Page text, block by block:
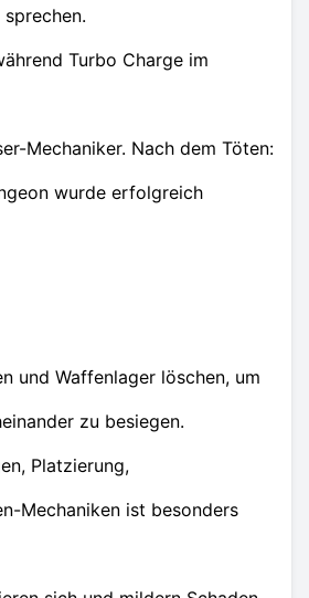
Turbo Charge im
Mechaniker. Nach dem Töten:
wurde erfolgreich
und Waffenlager löschen, um
zu besiegen.
Platzierung,
Mechaniken ist besonders